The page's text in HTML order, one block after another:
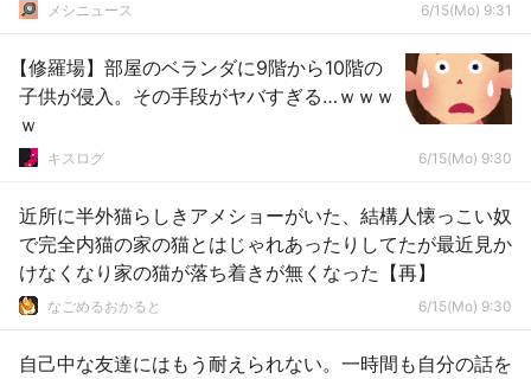
メシニュース 6/15(Mo) 9:31
【修羅場】部屋のベランダに9階から10階の
子供が侵入。その手段がヤバすぎる…ｗｗｗ
ｗ
キスログ 6/15(Mo) 9:30
近所に半外猫らしきアメショーがいた、結構人懐っこい奴
で完全内猫の家の猫とはじゃれあったりしてたが最近見か
けなくなり家の猫が落ち着きが無くなった【再】
なごめるおかると 6/15(Mo) 9:30
自己中な友達にはもう耐えられない。一時間も自分の話を